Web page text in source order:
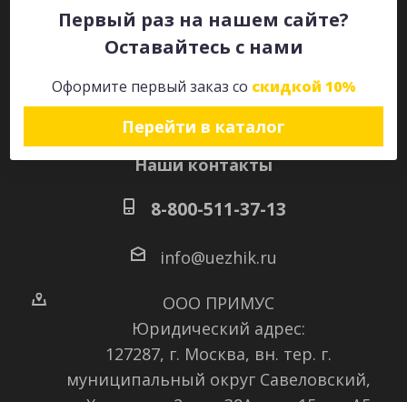
Первый раз на нашем сайте?
Оставайтесь с нами
Оформите первый заказ со скидкой 10%
Перейти в каталог
Наши контакты
8-800-511-37-13
info@uezhik.ru
ООО ПРИМУС
Юридический адрес:
127287, г. Москва, вн. тер. г.
муниципальный округ Савеловский,